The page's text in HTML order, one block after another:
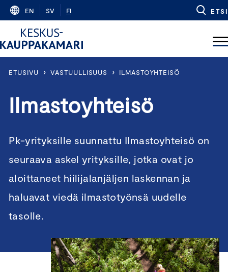
Skip
content
EN SV FI ETSI
ETUSIVU › VASTUULLISUUS › ILMASTOYHTEISÖ
Ilmastoyhteisö
Pk-yrityksille suunnattu Ilmastoyhteisö on
seuraava askel yrityksille, jotka ovat jo
aloittaneet hiilijalanjäljen laskennan ja
haluavat viedä ilmastotyönsä uudelle
tasolle.